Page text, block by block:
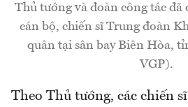
Thủ tướng và đoàn công tác
cán bộ, chiến sĩ Trung đoàn
quân tại sân bay Biên Hòa,
VGP).
Theo Thủ tướng, các chiến